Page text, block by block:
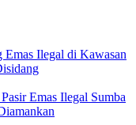
Emas Ilegal di Kawasan
Emas Ilegal Sumba